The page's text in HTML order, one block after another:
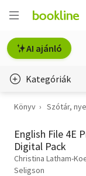
AI ajánló
Kategóriák
Életmód,
Erotika
Gyermek- és
Könyv Szótár,
English File 4E
Digital Pack
Christina Latham-
Seligson